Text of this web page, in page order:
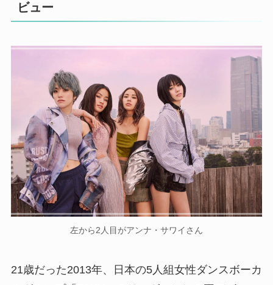
ビュー
左から2人目がアンナ・サワイさん
21歳だった2013年、日本の5人組女性ダンスボーカ